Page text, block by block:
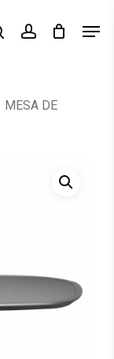
searchaccount
MESA DE